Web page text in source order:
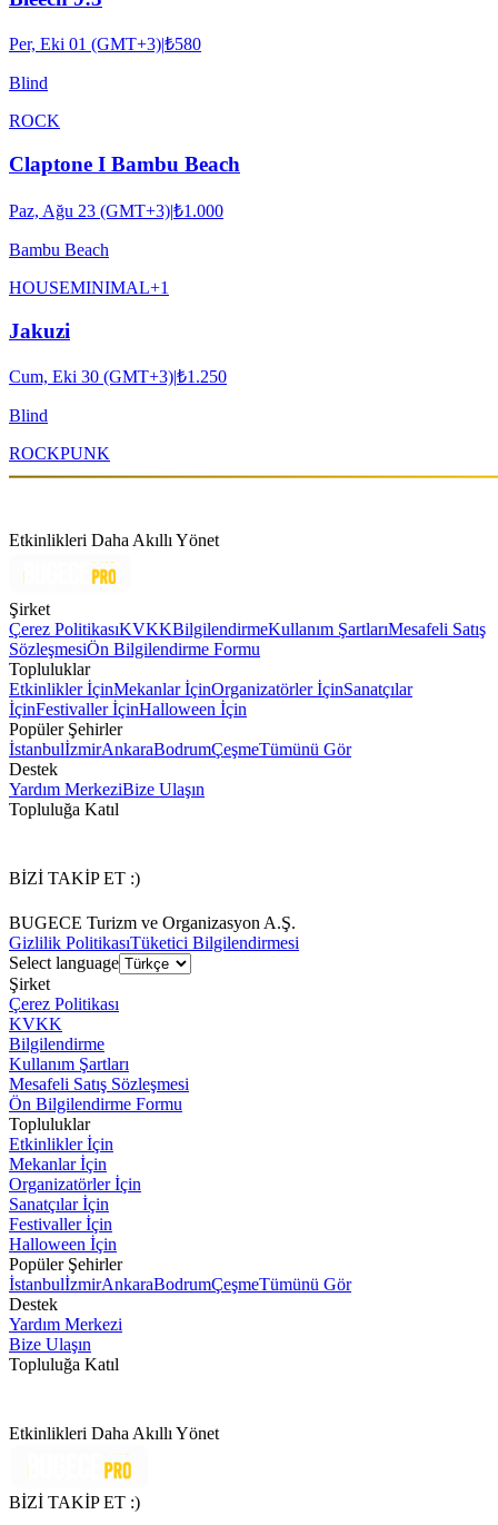
Per, Eki 01 (GMT+3)|₺580
Blind
ROCK
Claptone I Bambu Beach
Paz, Ağu 23 (GMT+3)|₺1.000
Bambu Beach
HOUSEMINIMAL+1
Jakuzi
Cum, Eki 30 (GMT+3)|₺1.250
Blind
ROCKPUNK
Etkinlikleri Daha Akıllı Yönet
Şirket
Çerez PolitikasıKVKKBilgilendirmeKullanım ŞartlarıMesafeli Satış
SözleşmesiÖn Bilgilendirme Formu
Topluluklar
Etkinlikler İçinMekanlar İçinOrganizatörler İçinSanatçılar
İçinFestivaller İçinHalloween İçin
Popüler Şehirler
İstanbulİzmirAnkaraBodrumÇeşmeTümünü Gör
Destek
Yardım MerkeziBize Ulaşın
Topluluğa Katıl
BİZİ TAKİP ET :)
BUGECE Turizm ve Organizasyon A.Ş.
Gizlilik PolitikasıTüketici Bilgilendirmesi
Select language
Şirket
Çerez Politikası
KVKK
Bilgilendirme
Kullanım Şartları
Mesafeli Satış Sözleşmesi
Ön Bilgilendirme Formu
Topluluklar
Etkinlikler İçin
Mekanlar İçin
Organizatörler İçin
Sanatçılar İçin
Festivaller İçin
Halloween İçin
Popüler Şehirler
İstanbulİzmirAnkaraBodrumÇeşmeTümünü Gör
Destek
Yardım Merkezi
Bize Ulaşın
Topluluğa Katıl
Etkinlikleri Daha Akıllı Yönet
BİZİ TAKİP ET :)